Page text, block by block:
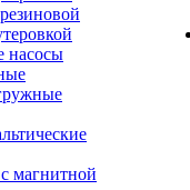
насосы
магнитной